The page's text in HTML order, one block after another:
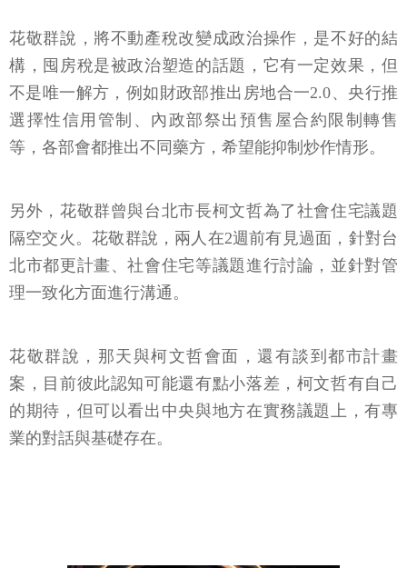
花敬群說，將不動產稅改變成政治操作，是不好的結
構，囤房稅是被政治塑造的話題，它有一定效果，但
不是唯一解方，例如財政部推出房地合一2.0、央行推
選擇性信用管制、內政部祭出預售屋合約限制轉售
等，各部會都推出不同藥方，希望能抑制炒作情形。
另外，花敬群曾與台北市長柯文哲為了社會住宅議題
隔空交火。花敬群說，兩人在2週前有見過面，針對台
北市都更計畫、社會住宅等議題進行討論，並針對管
理一致化方面進行溝通。
花敬群說，那天與柯文哲會面，還有談到都市計畫
案，目前彼此認知可能還有點小落差，柯文哲有自己
的期待，但可以看出中央與地方在實務議題上，有專
業的對話與基礎存在。